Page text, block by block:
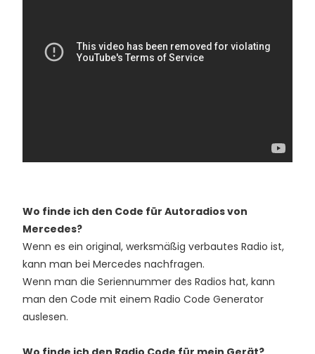
Wo finde ich den Code für Autoradios von
Mercedes?
Wenn es ein original, werksmäßig verbautes Radio ist,
kann man bei Mercedes nachfragen.
Wenn man die Seriennummer des Radios hat, kann
man den Code mit einem Radio Code Generator
auslesen.